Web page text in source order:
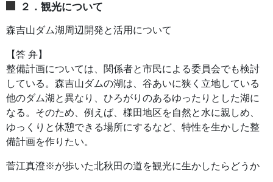
２．観光について
森吉山ダム湖周辺開発と活用について
【答 弁】
整備計画については、関係者と市民による委員会でも検討
している。森吉山ダムの湖は、谷あいに狭く立地している
他のダム湖と異なり、ひろがりのあるゆったりとした湖に
なる。そのため、例えば、様田地区を自然と水に親しめ、
ゆっくりと休憩できる場所にするなど、特性を生かした整
備計画を作りたい。
菅江真澄※が歩いた北秋田の道を観光に生かしたらどうか